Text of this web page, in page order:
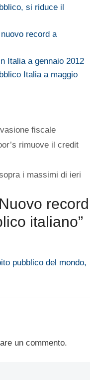
si riduce il
record a
Italia a gennaio 2012
Italia a maggio
fiscale
rimuove il credit
i massimi di ieri
record
italiano”
pubblico del mondo,
un commento.